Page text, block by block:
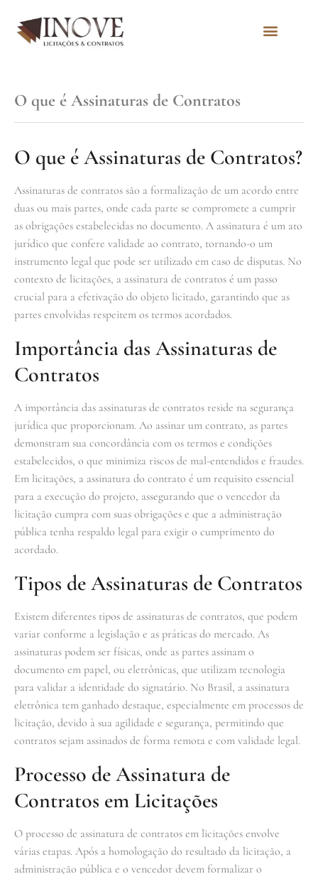
O que é Assinaturas de Contratos
O que é Assinaturas de Contratos?
Assinaturas de contratos são a formalização de um acordo entre
duas ou mais partes, onde cada parte se compromete a cumprir
as obrigações estabelecidas no documento. A assinatura é um ato
jurídico que confere validade ao contrato, tornando-o um
instrumento legal que pode ser utilizado em caso de disputas. No
contexto de licitações, a assinatura de contratos é um passo
crucial para a efetivação do objeto licitado, garantindo que as
partes envolvidas respeitem os termos acordados.
Importância das Assinaturas de
Contratos
A importância das assinaturas de contratos reside na segurança
jurídica que proporcionam. Ao assinar um contrato, as partes
demonstram sua concordância com os termos e condições
estabelecidos, o que minimiza riscos de mal-entendidos e fraudes.
Em licitações, a assinatura do contrato é um requisito essencial
para a execução do projeto, assegurando que o vencedor da
licitação cumpra com suas obrigações e que a administração
pública tenha respaldo legal para exigir o cumprimento do
acordado.
Tipos de Assinaturas de Contratos
Existem diferentes tipos de assinaturas de contratos, que podem
variar conforme a legislação e as práticas do mercado. As
assinaturas podem ser físicas, onde as partes assinam o
documento em papel, ou eletrônicas, que utilizam tecnologia
para validar a identidade do signatário. No Brasil, a assinatura
eletrônica tem ganhado destaque, especialmente em processos de
licitação, devido à sua agilidade e segurança, permitindo que
contratos sejam assinados de forma remota e com validade legal.
Processo de Assinatura de
Contratos em Licitações
O processo de assinatura de contratos em licitações envolve
várias etapas. Após a homologação do resultado da licitação, a
administração pública e o vencedor devem formalizar o